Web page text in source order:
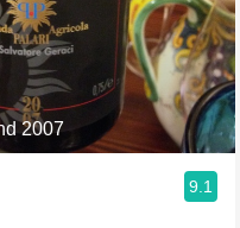
2007
9.1